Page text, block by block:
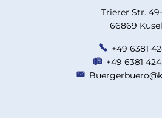
Trierer Str. 49-
66869 Kusel
+49 6381
+49 6381